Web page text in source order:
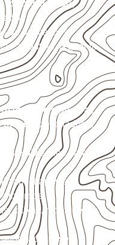
coberto, seco,
.
de aplicações
a contato frequente
Naval
destinados a
e divisórias para
chapas em
internos.
caixas, montagem e
náutico, sem